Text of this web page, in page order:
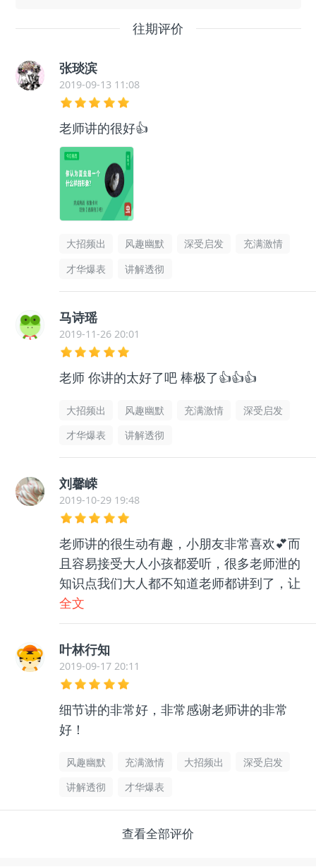
往期评价
张琰滨
2019-09-13 11:08
老师讲的很好👍
大招频出 风趣幽默 深受启发
充满激情
才华爆表
讲解透彻
马诗瑶
2019-11-26 20:01
老师 你讲的太好了吧 棒极了👍👍👍
大招频出 风趣幽默 充满激情
深受启发
才华爆表
讲解透彻
刘馨嵘
2019-10-29 19:48
老师讲的很生动有趣，小朋友非常喜欢💕而
且容易接受大人小孩都爱听，很多老师泄的
知识点我们大人都不知道老师都讲到了，让
我们收获满满！我们全家都非常喜欢😘么
么哒！加油💪
全文
叶林行知
2019-09-17 20:11
细节讲的非常好，非常感谢老师讲的非常
好！
风趣幽默 充满激情 大招频出
深受启发
讲解透彻
才华爆表
查看全部评价